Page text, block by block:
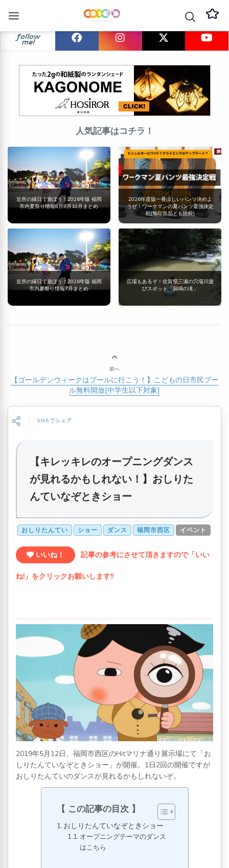
follow
me!
人気記事はコチラ！
近所の縁日で遊ぼう！2026年版 福岡
市内夏祭り情報8月9月10月まとめ
2026年度版一番涼しいパンツ決めよ
うぜ！ワークマンの夏パンツ最強決定
戦[無印良品とも比較]
近所の縁日で遊ぼう！2026年版 福岡
市内夏祭り情報7月まとめ
広場もあるぞ！佐賀県三瀬の穴場川遊
びスポット「洞鳴の滝」
前へ
【ゴールデンウィークはプールに行こう！】こどもの日市民プー
ル無料開放[中学生以下対象]
SNSでシェア
【キレッキレのオープニングダンス
が見れるかもしれない！】おしりた
んていなぞときショー
おしりたんてい ショー ダンス 福岡市西区 イベント
いいね！ 記事の参考にさせて頂きますので「いい
ね!」をクリックお願いします!!
2019年5月12日、福岡市西区のHitマリナ通り展示場にて「お
しりたんていなぞときショー」が開催。1日2回の開催ですが
おしりたんていのダンスが見れるかもしれないぞ。
この記事の目次
おしりたんていなぞときショー
オープニングテーマのダンス
はこちら